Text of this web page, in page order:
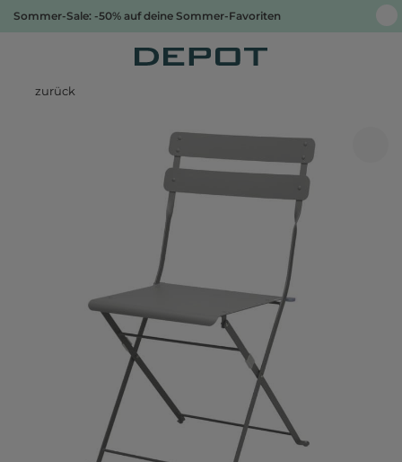
Sommer-Sale: -50% auf deine Sommer-Favoriten
zurück